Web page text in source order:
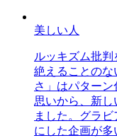
美しい人
ルッキズム批
絶えることのな
さ」はパター
思いから、新
ました。グラ
にした企画が多